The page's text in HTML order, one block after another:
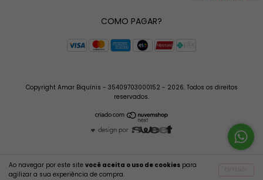
Ao navegar por este site você aceita o uso de cookies para
agilizar a sua experiência de compra.
COMO PAGAR?
Copyright Amar Biquínis - 35409703000152 - 2026. Todos os direitos
reservados.